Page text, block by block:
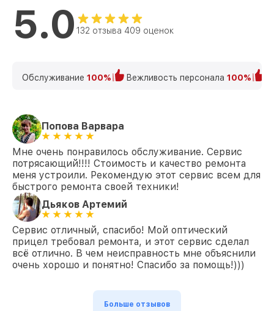
5.0 132 отзыва 409 оценок
Обслуживание 100% Вежливость персонала 100%
Попова Варвара
Мне очень понравилось обслуживание. Сервис
потрясающий!!!! Стоимость и качество ремонта
меня устроили. Рекомендую этот сервис всем для
быстрого ремонта своей техники!
Дьяков Артемий
Сервис отличный, спасибо! Мой оптический
прицел требовал ремонта, и этот сервис сделал
всё отлично. В чем неисправность мне объяснили
очень хорошо и понятно! Спасибо за помощь!)))
Больше отзывов